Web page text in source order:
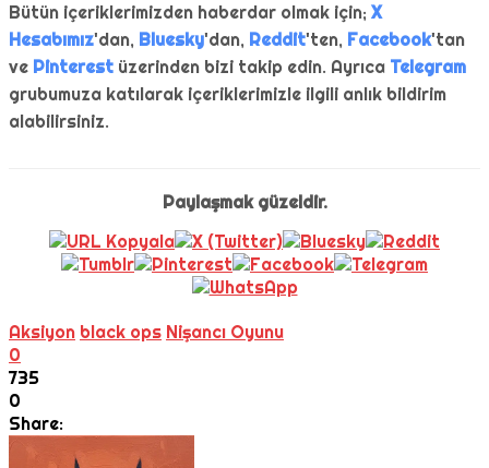
Bütün içeriklerimizden haberdar olmak için; X
Hesabımız'dan, Bluesky'dan, Reddit'ten, Facebook'tan
ve Pinterest üzerinden bizi takip edin. Ayrıca Telegram
grubumuza katılarak içeriklerimizle ilgili anlık bildirim
alabilirsiniz.
Paylaşmak güzeldir.
Aksiyon black ops Nişancı Oyunu
0
735
0
Share: